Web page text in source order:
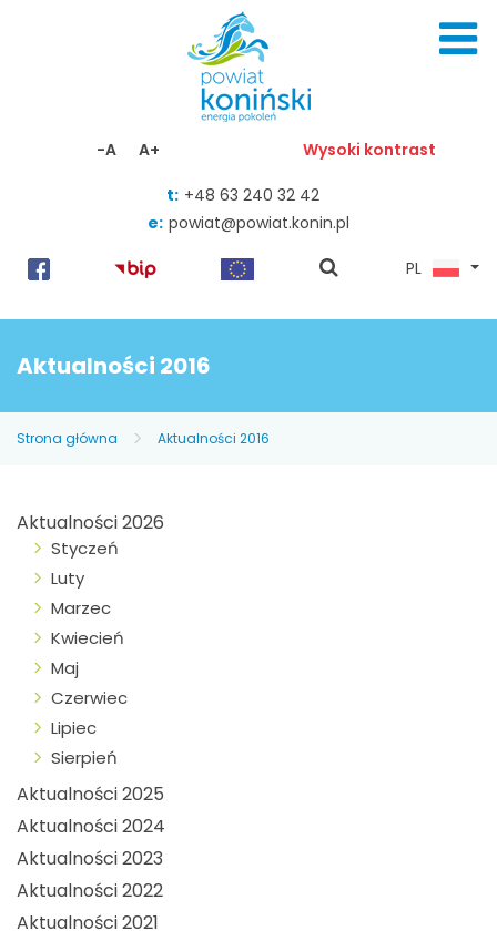
-A A+ Wysoki kontrast
t: +48 63 240 32 42
e: powiat@powiat.konin.pl
pokaż
PL
Aktualności 2016
Strona główna Aktualności 2016
Aktualności 2026
Styczeń
Luty
Marzec
Kwiecień
Maj
Czerwiec
Lipiec
Sierpień
Aktualności 2025
Aktualności 2024
Aktualności 2023
Aktualności 2022
Aktualności 2021